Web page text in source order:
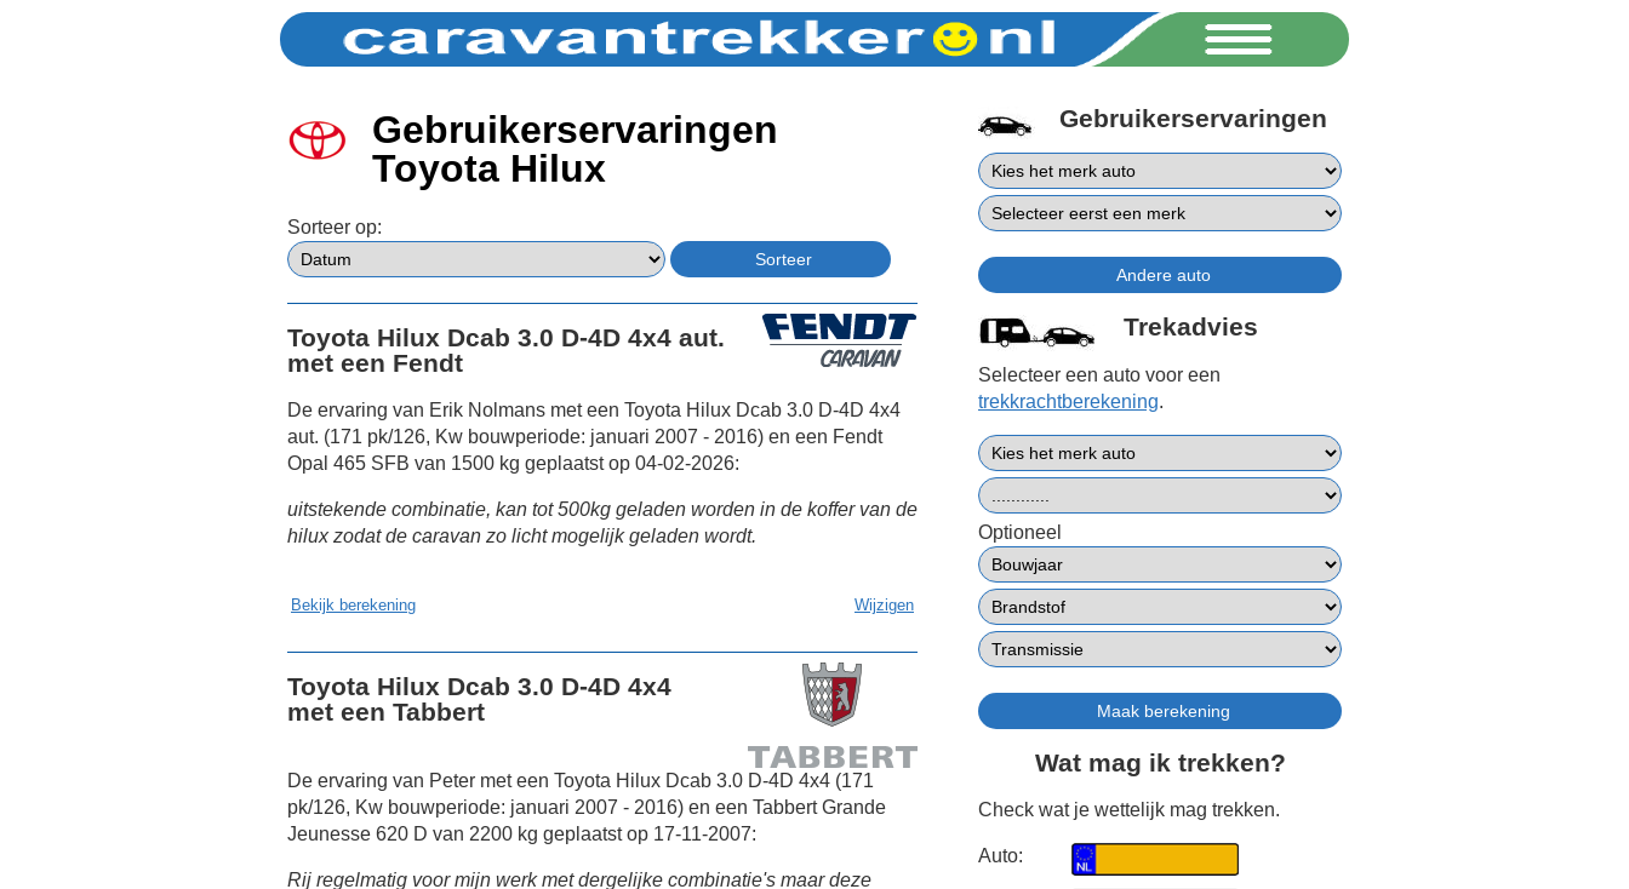
Gebruikerservaringen
Toyota Hilux
Sorteer op:
Toyota Hilux Dcab 3.0 D-4D 4x4 aut.
met een Fendt
De ervaring van Erik Nolmans met een Toyota Hilux Dcab 3.0 D-4D 4x4
aut. (171 pk/126, Kw bouwperiode: januari 2007 - 2016) en een Fendt
Opal 465 SFB van 1500 kg geplaatst op 04-02-2026:
uitstekende combinatie, kan tot 500kg geladen worden in de koffer van de
hilux zodat de caravan zo licht mogelijk geladen wordt.
Bekijk berekening Wijzigen
Toyota Hilux Dcab 3.0 D-4D 4x4
met een Tabbert
De ervaring van Peter met een Toyota Hilux Dcab 3.0 D-4D 4x4 (171
pk/126, Kw bouwperiode: januari 2007 - 2016) en een Tabbert Grande
Jeunesse 620 D van 2200 kg geplaatst op 17-11-2007:
Rij regelmatig voor mijn werk met dergelijke combinatie's maar deze
Gebruikerservaringen
Trekadvies
Selecteer een auto voor een
trekkrachtberekening.
Optioneel
Wat mag ik trekken?
Check wat je wettelijk mag trekken.
Auto: